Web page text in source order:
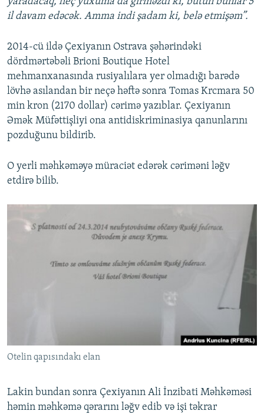
il davam edəcək. Amma indi şadam ki, belə etmişəm”.
2014-cü ildə Çexiyanın Ostrava şəhərindəki
dördmərtəbəli Brioni Boutique Hotel
mehmanxanasında rusiyalılara yer olmadığı barədə
lövhə asılandan bir neçə həftə sonra Tomas Krcmara 50
min kron (2170 dollar) cərimə yazıblar. Çexiyanın
Əmək Müfəttişliyi ona antidiskriminasiya qanunlarını
pozduğunu bildirib.
O yerli məhkəməyə müraciət edərək cəriməni ləğv
etdirə bilib.
Otelin qapısındakı elan
Lakin bundan sonra Çexiyanın Ali İnzibati Məhkəməsi
həmin məhkəmə qərarını ləğv edib və işi təkrar